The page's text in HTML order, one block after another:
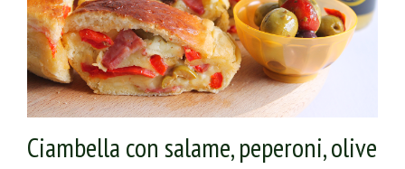
Per l`emulsione :
Olio q.b
Acqua q.b.
sale
Ciambella con salame, peperoni, olive